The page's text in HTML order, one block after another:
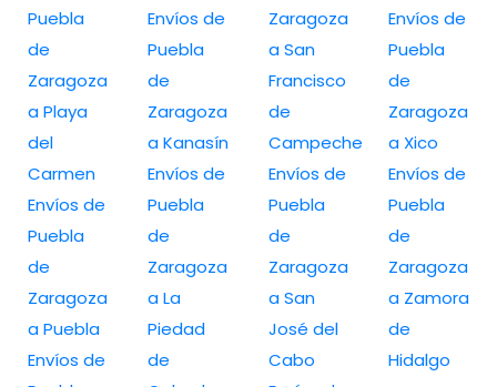
Puebla
de
Zaragoza
a Playa
del
Carmen
Envíos de
Puebla
de
Zaragoza
a Puebla
Envíos de
Envíos de
Puebla
de
Zaragoza
a Kanasín
Envíos de
Puebla
de
Zaragoza
a La
Piedad
de
Zaragoza
a San
Francisco
de
Campeche
Envíos de
Puebla
de
Zaragoza
a San
José del
Cabo
Envíos de
Puebla
de
Zaragoza
a Xico
Envíos de
Puebla
de
Zaragoza
a Zamora
de
Hidalgo